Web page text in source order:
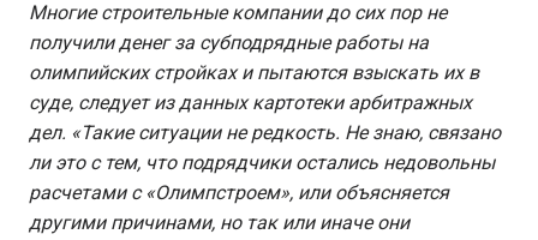
Многие строительные компании до сих пор не
получили денег за субподрядные работы на
олимпийских стройках и пытаются взыскать их в
суде, следует из данных картотеки арбитражных
дел. «Такие ситуации не редкость. Не знаю, связано
ли это с тем, что подрядчики остались недовольны
расчетами с «Олимпстроем», или объясняется
другими причинами, но так или иначе они